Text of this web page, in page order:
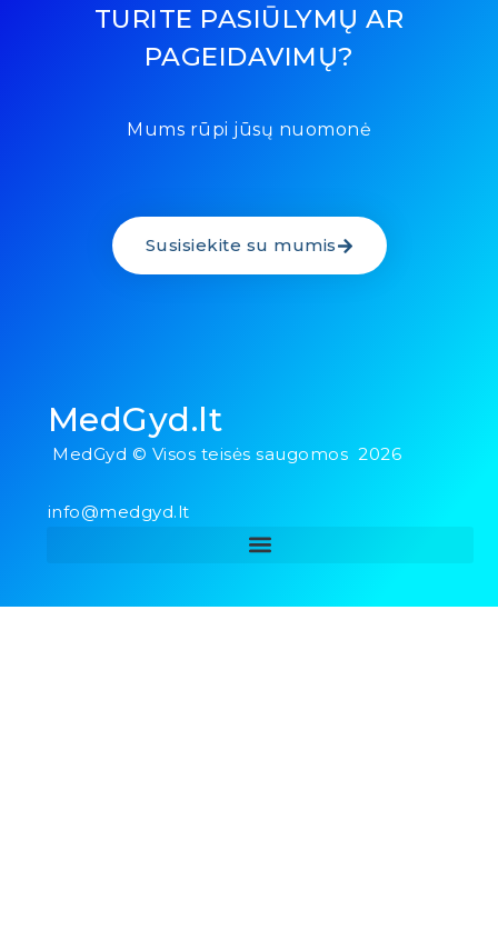
TURITE PASIŪLYMŲ AR
PAGEIDAVIMŲ?
Mums rūpi jūsų nuomonė
Susisiekite su mumis
MedGyd.lt
MedGyd © Visos teisės saugomos 2026
info@medgyd.lt